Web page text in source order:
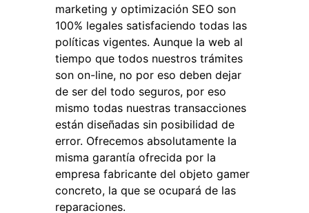
marketing y optimización SEO son
100% legales satisfaciendo todas las
políticas vigentes. Aunque la web al
tiempo que todos nuestros trámites
son on-line, no por eso deben dejar
de ser del todo seguros, por eso
mismo todas nuestras transacciones
están diseñadas sin posibilidad de
error. Ofrecemos absolutamente la
misma garantía ofrecida por la
empresa fabricante del objeto gamer
concreto, la que se ocupará de las
reparaciones.